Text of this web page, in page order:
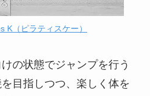
K（ピラティスケー）
の状態でジャンプを行う
目指しつつ、楽しく体を